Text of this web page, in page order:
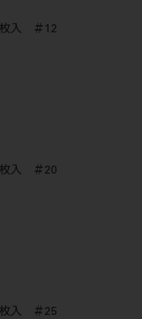
入 ＃12
入 ＃20
入 ＃25